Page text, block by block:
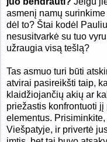
asmenį namų
dėl to? Štai kodėl
nesusitvarkė su tuo
užraugia visą tešlą?
Tas asmuo turi būti
atvirai pasireikšti taip,
klaidžiojančių akių ar
priežastis konfrontuoti
elementus.
Viešpatyje, ir privertė